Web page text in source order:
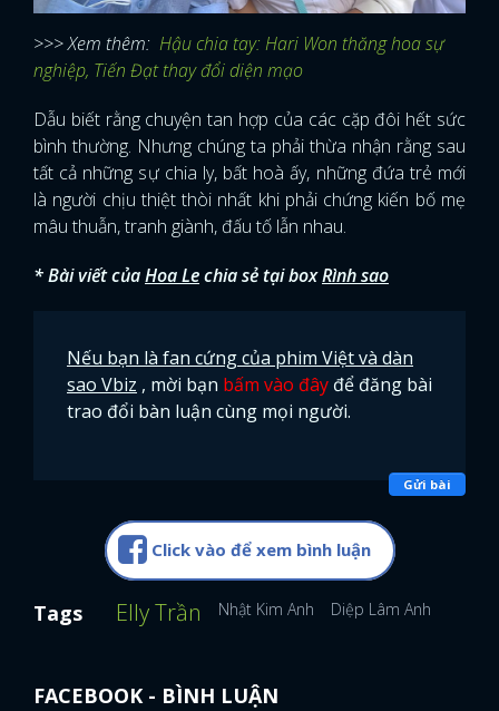
>>> Xem thêm: Hậu chia tay: Hari Won thăng hoa sự
nghiệp, Tiến Đạt thay đổi diện mạo
Dẫu biết rằng chuyện tan hợp của các cặp đôi hết sức
bình thường. Nhưng chúng ta phải thừa nhận rằng sau
tất cả những sự chia ly, bất hoà ấy, những đứa trẻ mới
là người chịu thiệt thòi nhất khi phải chứng kiến bố mẹ
mâu thuẫn, tranh giành, đấu tố lẫn nhau.
* Bài viết củaHoa Lechia sẻ tại boxRình sao
Nếu bạn là fan cứng của phim Việt và dàn
sao Vbiz , mời bạn bấm vào đây để đăng bài
trao đổi bàn luận cùng mọi người.
Gửi bài
Click vào để xem bình luận
Tags Elly Trần Nhật Kim Anh Diệp Lâm Anh
FACEBOOK - BÌNH LUẬN